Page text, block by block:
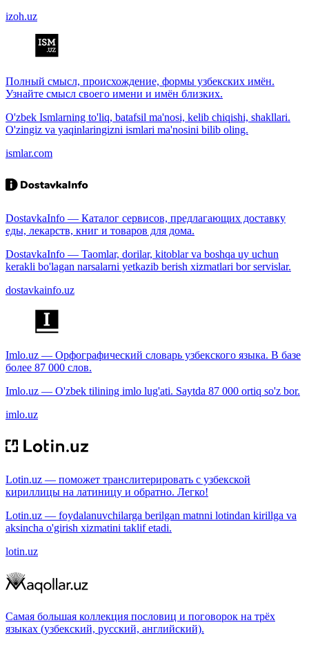
izoh.uz
Полный смысл, происхождение, формы узбекских имён.
Узнайте смысл своего имени и имён близких.
O'zbek Ismlarning to'liq, batafsil ma'nosi, kelib chiqishi, shakllari.
O'zingiz va yaqinlaringizni ismlari ma'nosini bilib oling.
ismlar.com
DostavkaInfo — Каталог сервисов, предлагающих доставку
еды, лекарств, книг и товаров для дома.
DostavkaInfo — Taomlar, dorilar, kitoblar va boshqa uy uchun
kerakli bo'lagan narsalarni yetkazib berish xizmatlari bor servislar.
dostavkainfo.uz
Imlo.uz — Орфографический словарь узбекского языка. В базе
более 87 000 слов.
Imlo.uz — O'zbek tilining imlo lug'ati. Saytda 87 000 ortiq so'z bor.
imlo.uz
Lotin.uz — поможет транслитерировать с узбекской
кириллицы на латиницу и обратно. Легко!
Lotin.uz — foydalanuvchilarga berilgan matnni lotindan kirillga va
aksincha o'girish xizmatini taklif etadi.
lotin.uz
Самая большая коллекция пословиц и поговорок на трёх
языках (узбекский, русский, английский).